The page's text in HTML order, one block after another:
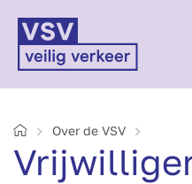
HomeOver de VSV